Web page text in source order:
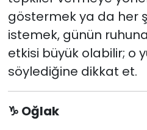
göstermek ya da her
istemek, günün ruhuna
etkisi büyük olabilir; o
söylediğine dikkat et.
♑ Oğlak